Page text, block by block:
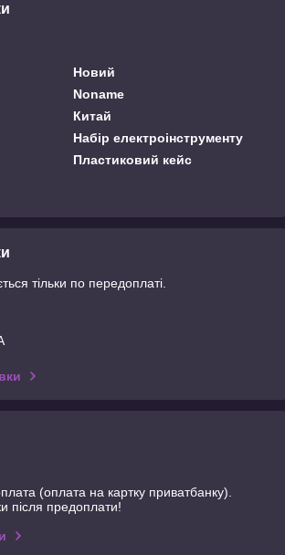
Новий
Noname
Китай
Набір електроінструменту
Пластиковий кейс
тільки по передоплаті.
(оплата на картку приватбанку).
після предоплати!